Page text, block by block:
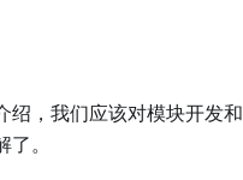
，我们应该对模块开发
。